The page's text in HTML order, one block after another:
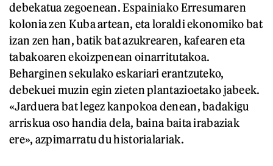
debekatua zegoenean. Espainiako Erresumaren
kolonia zen Kuba artean, eta loraldi ekonomiko bat
izan zen han, batik bat azukrearen, kafearen eta
tabakoaren ekoizpenean oinarritutakoa.
Beharginen sekulako eskariari erantzuteko,
debekuei muzin egin zieten plantazioetako jabeek.
«Jarduera bat legez kanpokoa denean, badakigu
arriskua oso handia dela, baina baita irabaziak
ere», azpimarratu du historialariak.